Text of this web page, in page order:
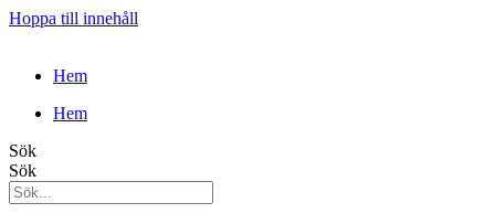
Hoppa till innehåll
Hem
Hem
Sök
Sök